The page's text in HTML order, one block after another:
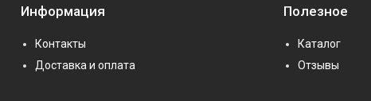
Информация
Контакты
Доставка и оплата
Полезное
Каталог
Отзывы